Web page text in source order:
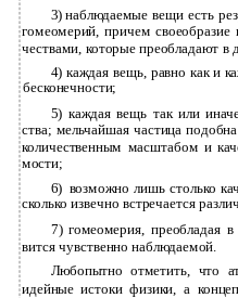
3) наблюдаемые вещи есть
гомеомерий, причем
чествами, которые преобладают в
4) каждая вещь, равно как и
бесконечности;
5) каждая вещь так или
ства; мельчайшая частица
количественным масштабом и
мости;
6) возможно лишь столько
сколько извечно встречается
7) гомеомерия, преобладая
вится чувственно наблюдаемой.
Любопытно отметить, что
идейные истоки физики, а